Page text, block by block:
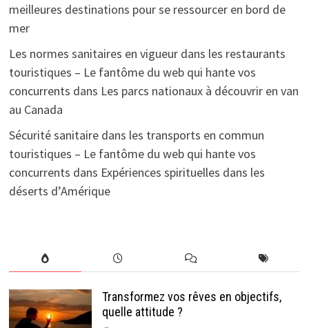
meilleures destinations pour se ressourcer en bord de
mer
Les normes sanitaires en vigueur dans les restaurants
touristiques – Le fantôme du web qui hante vos
concurrents dans Les parcs nationaux à découvrir en van
au Canada
Sécurité sanitaire dans les transports en commun
touristiques – Le fantôme du web qui hante vos
concurrents dans Expériences spirituelles dans les
déserts d’Amérique
Transformez vos rêves en objectifs,
quelle attitude ?